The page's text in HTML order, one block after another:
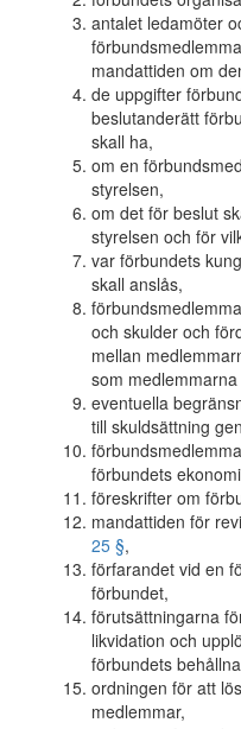
antalet ledamöter
mandattiden om
de uppgifter
beslutanderätt
skall ha,
om en
styrelsen,
om det för beslut
styrelsen och för
var förbundets
skall anslås,
och skulder och
mellan
som
eventuella
till skuldsättning
förbundets
föreskrifter om
mandattiden för
25 §,
förfarandet vid en
förbundet,
förutsättningarna
likvidation och
förbundets
ordningen för att
medlemmar,